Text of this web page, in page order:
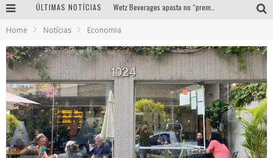
ÚLTIMAS NOTÍCIAS
Com João Gomes, Calcinha Preta, Clayton & Romário e outros grandes nomes, Festa da Banana vai até domingo em Santa Bárbara do Tugúrio
Proibida anuncia retorno da Puro Malte Extra e consolida trajetória de democratização cervejeira no Brasil
Home Notícias Economia